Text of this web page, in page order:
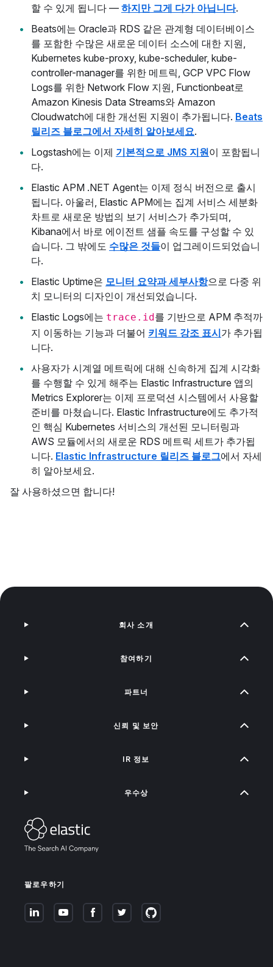
할 수 있게 됩니다 — 하지만 그게 다가 아닙니다.
Beats에는 Oracle과 RDS 같은 관계형 데이터베이스
를 포함한 수많은 새로운 데이터 소스에 대한 지원,
Kubernetes kube-proxy, kube-scheduler, kube-
controller-manager를 위한 메트릭, GCP VPC Flow
Logs를 위한 Network Flow 지원, Functionbeat로
Amazon Kinesis Data Streams와 Amazon
Cloudwatch에 대한 개선된 지원이 추가됩니다. Beats
릴리즈 블로그에서 자세히 알아보세요.
Logstash에는 이제 기본적으로 JMS 지원이 포함됩니
다.
Elastic APM .NET Agent는 이제 정식 버전으로 출시
됩니다. 아울러, Elastic APM에는 집계 서비스 세분화
차트로 새로운 방법의 보기 서비스가 추가되며,
Kibana에서 바로 에이전트 샘플 속도를 구성할 수 있
습니다. 그 밖에도 수많은 것들이 업그레이드되었습니
다.
Elastic Uptime은 모니터 요약과 세부사항으로 다중 위
치 모니터의 디자인이 개선되었습니다.
Elastic Logs에는 trace.id를 기반으로 APM 추적까
지 이동하는 기능과 더불어 키워드 강조 표시가 추가됩
니다.
사용자가 시계열 메트릭에 대해 신속하게 집계 시각화
를 수행할 수 있게 해주는 Elastic Infrastructure 앱의
Metrics Explorer는 이제 프로덕션 시스템에서 사용할
준비를 마쳤습니다. Elastic Infrastructure에도 추가적
인 핵심 Kubernetes 서비스의 개선된 모니터링과
AWS 모듈에서의 새로운 RDS 메트릭 세트가 추가됩
니다. Elastic Infrastructure 릴리즈 블로그에서 자세
히 알아보세요.
잘 사용하셨으면 합니다!
팔로우하기
회사 소개
참여하기
파트너
신뢰 및 보안
IR 정보
우수상